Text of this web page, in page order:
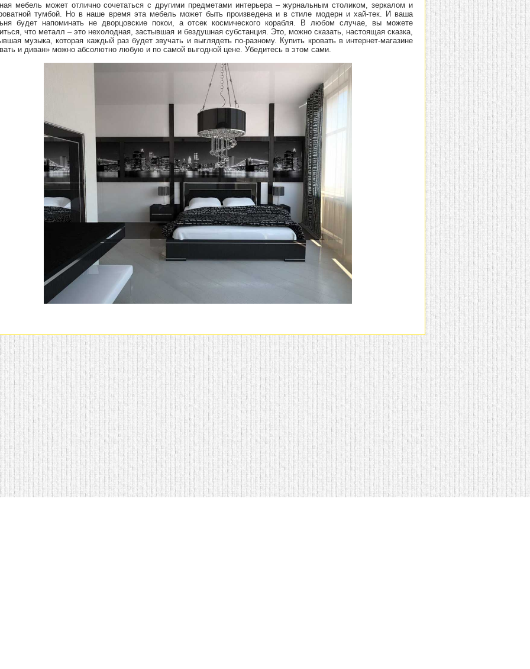
мебель может отлично сочетаться с другими предметами интерьера – журнальным столиком, зеркалом и
тумбой. Но в наше время эта мебель может быть произведена и в стиле модерн и хай-тек. И ваша
будет напоминать не дворцовские покои, а отсек космического корабля. В любом случае, вы можете
что металл – это нехолодная, застывшая и бездушная субстанция. Это, можно сказать, настоящая сказка,
музыка, которая каждый раз будет звучать и выглядеть по-разному. Купить кровать в интернет-магазине
и диван» можно абсолютно любую и по самой выгодной цене. Убедитесь в этом сами.